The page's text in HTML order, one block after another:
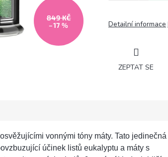
849 KČ
–17 %
Detailní informace
ZEPTAT SE
vonnými tóny máty. Tato jedinečná
účinek listů eukalyptu a máty s